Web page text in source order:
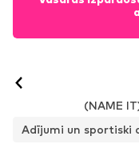
(NAME
Adījumi un sportiski